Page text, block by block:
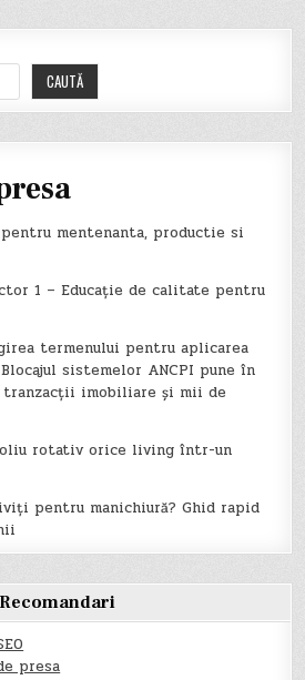
CAUTĂ
mentenanta, productie si
1 – Educație de calitate pentru
termenului pentru aplicarea
sistemelor ANCPI pune în
imobiliare și mii de
rotativ orice living într-un
pentru manichiură? Ghid rapid
Recomandari
presa